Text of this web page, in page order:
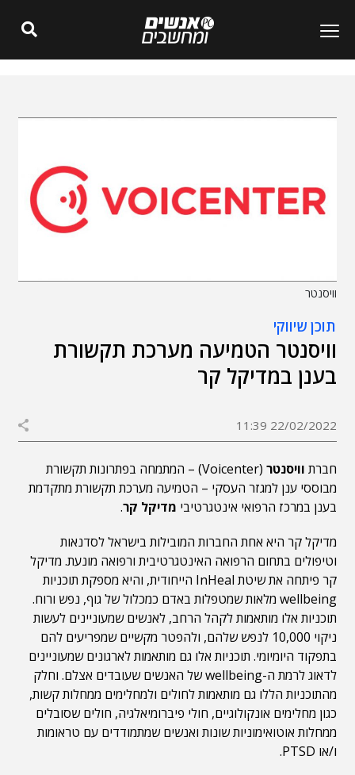
וויסנטר
תוכן שיווקי
וויסנטר הטמיעה מערכת תקשורת
בענן במדיקל קר
22/02/2022 11:39
חברת וויסנטר
(Voicenter) – המתמחה בפתרונות תקשורת
מבוססי ענן למגזר העסקי – הטמיעה מערכת תקשורת מתקדמת
בענן במרכז הרפואי אינטגרטיבי מדיקל קר.
מדיקל קר היא אחת החברות המובילות בישראל לסדנאות
וטיפולים בתחום הרפואה האינטגרטיבית ורפואה מונעת. מדיקל
קר פיתחה את שיטת InHeal הייחודית, והיא מספקת תוכניות
wellbeing מלאות שמטפלות באדם כמכלול של גוף, נפש ורוח.
תוכניות אלו מותאמות לקהל הרחב, לאנשים שמעוניינים לעשות
ניקוי 10,000 לנפש שלהם, ולהפטר מקשיים שמפריעים להם
בתפקוד היומיומי. תוכניות אלו גם מותאמות לארגונים שמעוניינים
לדאוג לרמת ה-wellbeing של האנשים שעובדים אצלם. וחלק
מהתוכניות הללו גם מותאמות לחולים ולמחלימים ממחלות קשות,
כגון מחלימים אונקולוגיים, חולי פיברומיאלגיה, חולים שסובלים
ממחלות אוטואימוניות שונות ואנשים שמתמודדים עם טראומות
ו/או PTSD.